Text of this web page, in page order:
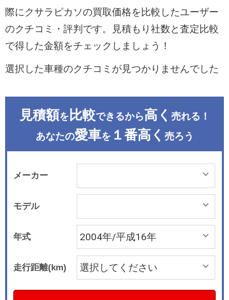
際にクサラピカソの買取価格を比較したユーザー
のクチコミ・評判です。見積もり社数と査定比較
で得した金額をチェックしましょう！
選択した車種のクチコミが見つかりませんでした
見積額を 比較できるから高く 売れる！
あなたの愛車を １番高く 売ろう
メーカー
モデル
年式
走行距離(km)